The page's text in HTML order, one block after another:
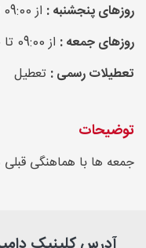
روزهای پنجشنبه : از 09:00 تا 18:00
روزهای جمعه : از 09:00 تا 14:00
تعطیلات رسمی : تعطیل
توضیحات
جمعه ها با هماهنگی